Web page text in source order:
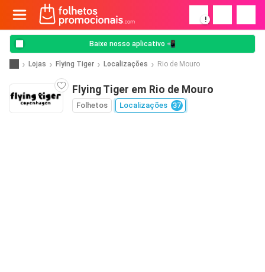
!
Baixe nosso aplicativo 📲
Lojas Flying Tiger Localizações Rio de Mouro
Flying Tiger em Rio de Mouro
Folhetos Localizações 37